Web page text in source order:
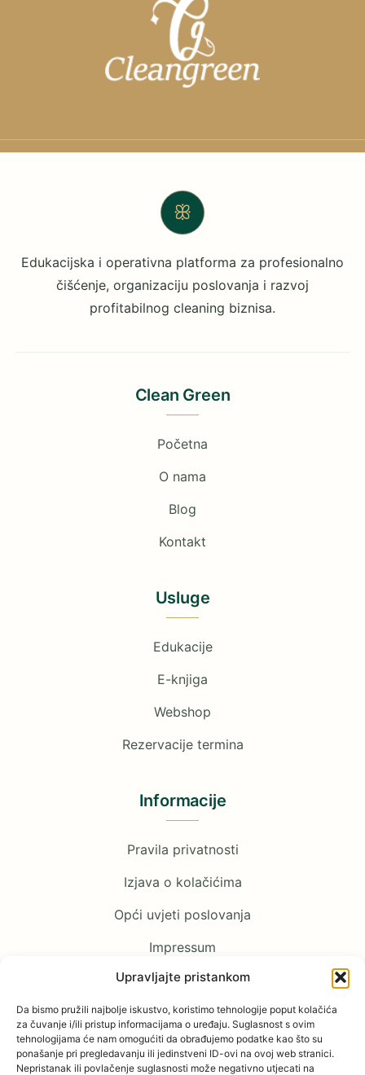
Upravljajte pristankom
Da bismo pružili najbolje iskustvo, koristimo tehnologije poput kolačića
za čuvanje i/ili pristup informacijama o uređaju. Suglasnost s ovim
tehnologijama će nam omogućiti da obrađujemo podatke kao što su
ponašanje pri pregledavanju ili jedinstveni ID-ovi na ovoj web stranici.
Nepristanak ili povlačenje suglasnosti može negativno utjecati na
ꕥ
Edukacijska i operativna platforma za profesionalno
čišćenje, organizaciju poslovanja i razvoj
profitabilnog cleaning biznisa.
Clean Green
Početna
O nama
Blog
Kontakt
Usluge
Edukacije
E-knjiga
Webshop
Rezervacije termina
Informacije
Pravila privatnosti
Izjava o kolačićima
Opći uvjeti poslovanja
Impressum
Pratite nas
Facebook